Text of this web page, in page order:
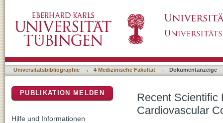
Universitätsbibliographie → 4 Medizinische Fakultät → Dokumentanzeige
Recent Scientific
Cardiovascular
PUBLIKATION MELDEN
Hilfe und Informationen